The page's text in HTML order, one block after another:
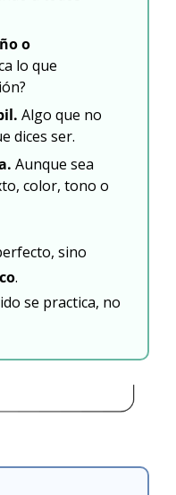
o
lo que
Algo que no
dices ser.
Aunque sea
color, tono o
.
se practica, no